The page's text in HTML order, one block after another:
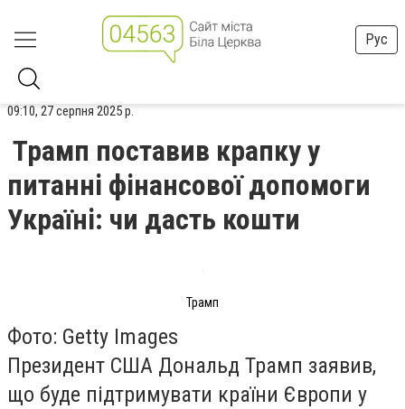
Рус
09:10, 27 серпня 2025 р.
Трамп поставив крапку у
питанні фінансової допомоги
Україні: чи дасть кошти
Трамп
Фото: Getty Images
Президент США Дональд Трамп заявив,
що буде підтримувати країни Європи у